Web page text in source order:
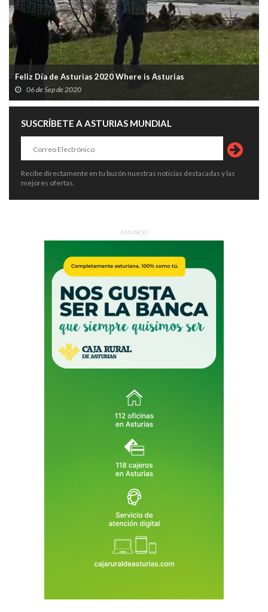
Feliz Día de Asturias 2020 Where is Asturias
06 de Sep de 2020
SUSCRÍBETE A ASTURIAS MUNDIAL
Recibe directamente en tu buzón nuestras noticias destacadas y las
mejores ofertas.
ANUNCIO